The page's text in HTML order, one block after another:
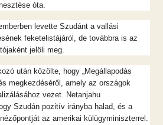
óta.
levette Szudánt a vallási
feketelistájáról, de továbbra is az
jelöli meg.
után közölte, hogy „Megállapodás
megkezdéséről, amely az országok
vezet. Netanjahu
Szudán pozitív irányba halad, és a
az amerikai külügyminiszterrel.